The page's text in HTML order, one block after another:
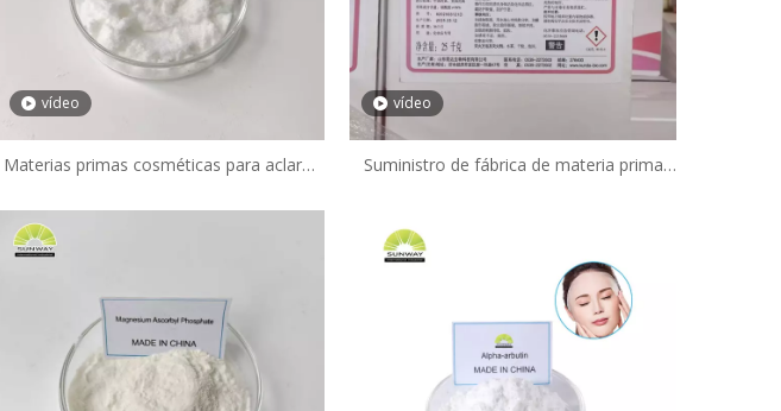
vídeo
Materias primas cosméticas para aclarar
Vce al 99,98 % para productos
vídeo
Suministro de fábrica de materia prima